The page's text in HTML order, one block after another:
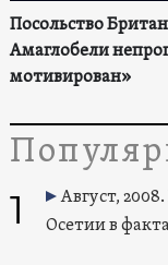
Посольство
Амаглобели
мотивирован»
1
Август,
Осетии в